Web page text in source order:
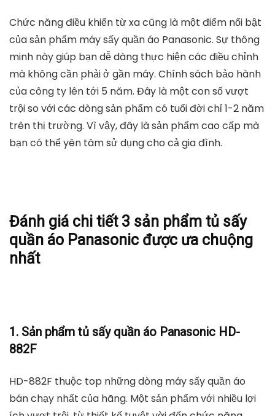
Tính năng thông minh
Ngoài ra, sản phẩm còn có thể giúp người dùng sấy
nhanh khô mà không bị phai màu hay hư hỏng.
Chức năng điều khiển từ xa cũng là một điểm nổi bật
của sản phẩm máy sấy quần áo Panasonic. Sự thông
trội so với các dòng sản phẩm có tuổi đời chỉ 1-2 năm
trên thị trường. Vì vậy, đây là sản phẩm cao cấp mà